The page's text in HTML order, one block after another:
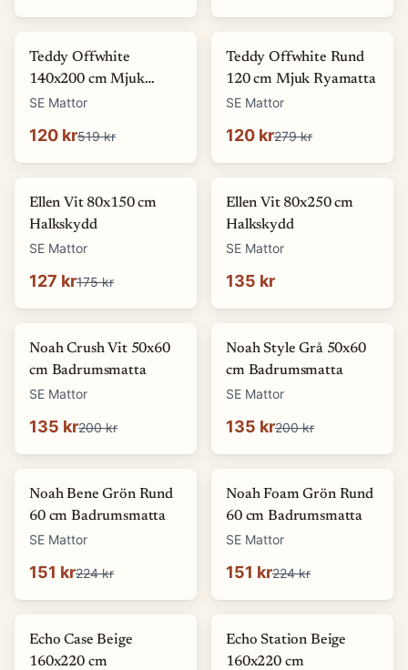
-77 %
Teddy Offwhite
140x200 cm Mjuk
Ryamatta
SE Mattor
120 kr519 kr
-57 %
Teddy Offwhite Rund
120 cm Mjuk Ryamatta
SE Mattor
120 kr279 kr
-27
Ellen Vit 80x150 cm
Halkskydd
SE Mattor
127 kr175 kr
Ellen Vit 80x250 cm
Halkskydd
SE Mattor
135 kr
-32 %
Noah Crush Vit 50x60
cm Badrumsmatta
SE Mattor
135 kr200 kr
-32 %
Noah Style Grå 50x60
cm Badrumsmatta
SE Mattor
135 kr200 kr
-33 %
Noah Bene Grön Rund
60 cm Badrumsmatta
SE Mattor
151 kr224 kr
-33 %
Noah Foam Grön Rund
60 cm Badrumsmatta
SE Mattor
151 kr224 kr
-87
Echo Case Beige
160x220 cm
-87
Echo Station Beige
160x220 cm